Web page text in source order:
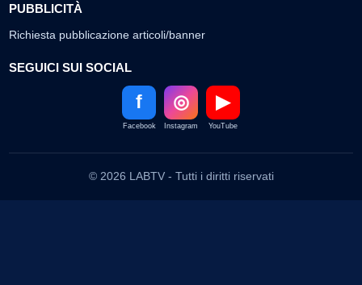
PUBBLICITÀ
Richiesta pubblicazione articoli/banner
SEGUICI SUI SOCIAL
f
Facebook
◎
Instagram
▶
YouTube
© 2026 LABTV - Tutti i diritti riservati